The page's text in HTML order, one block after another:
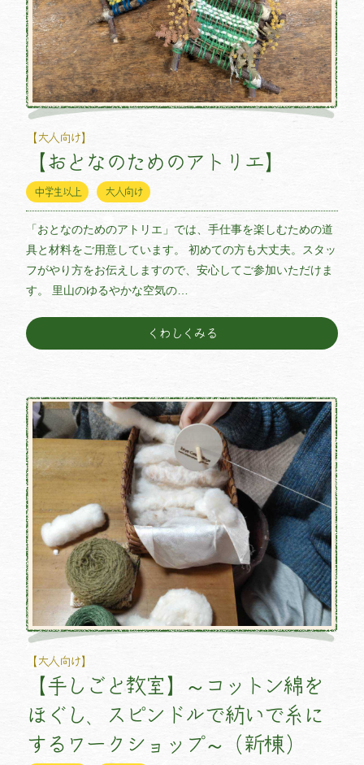
【大人向け】
【おとなのためのアトリエ】
中学生以上 大人向け
「おとなのためのアトリエ」では、手仕事を楽しむための道
具と材料をご用意しています。 初めての方も大丈夫。スタッ
フがやり方をお伝えしますので、安心してご参加いただけま
す。 里山のゆるやかな空気の…
くわしくみる
【大人向け】
【手しごと教室】～コットン綿を
ほぐし、スピンドルで紡いで糸に
するワークショップ～（新棟）